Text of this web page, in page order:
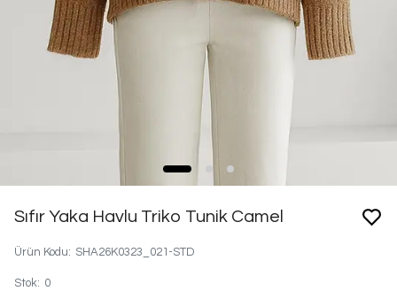
Sıfır Yaka Havlu Triko Tunik Camel
Ürün Kodu: SHA26K0323_021-STD
Stok: 0